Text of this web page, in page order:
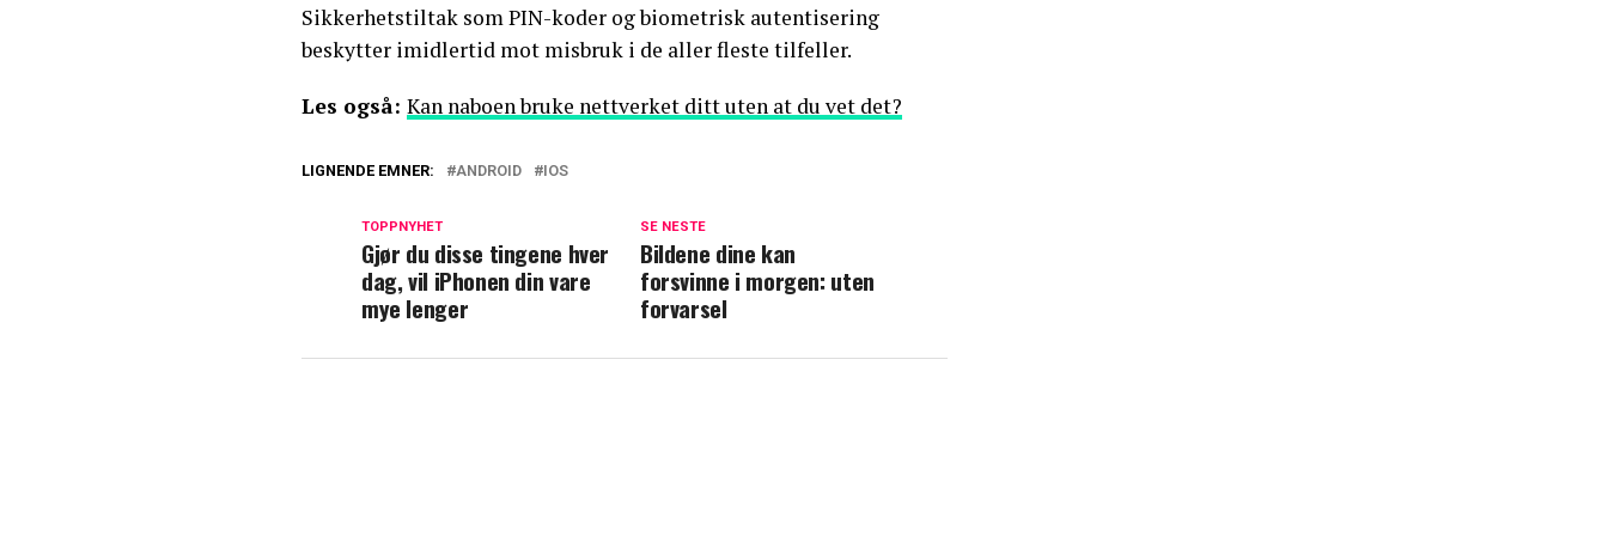
Sikkerhetstiltak som PIN-koder og biometrisk autentisering
beskytter imidlertid mot misbruk i de aller fleste tilfeller.
Les også: Kan naboen bruke nettverket ditt uten at du vet det?
LIGNENDE EMNER: ANDROID IOS
SE NESTE
Bildene dine kan
forsvinne i morgen: uten
forvarsel
TOPPNYHET
Gjør du disse tingene hver
dag, vil iPhonen din vare
mye lenger